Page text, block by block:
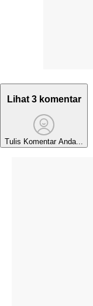
Lihat 3 komentar
Tulis Komentar Anda...